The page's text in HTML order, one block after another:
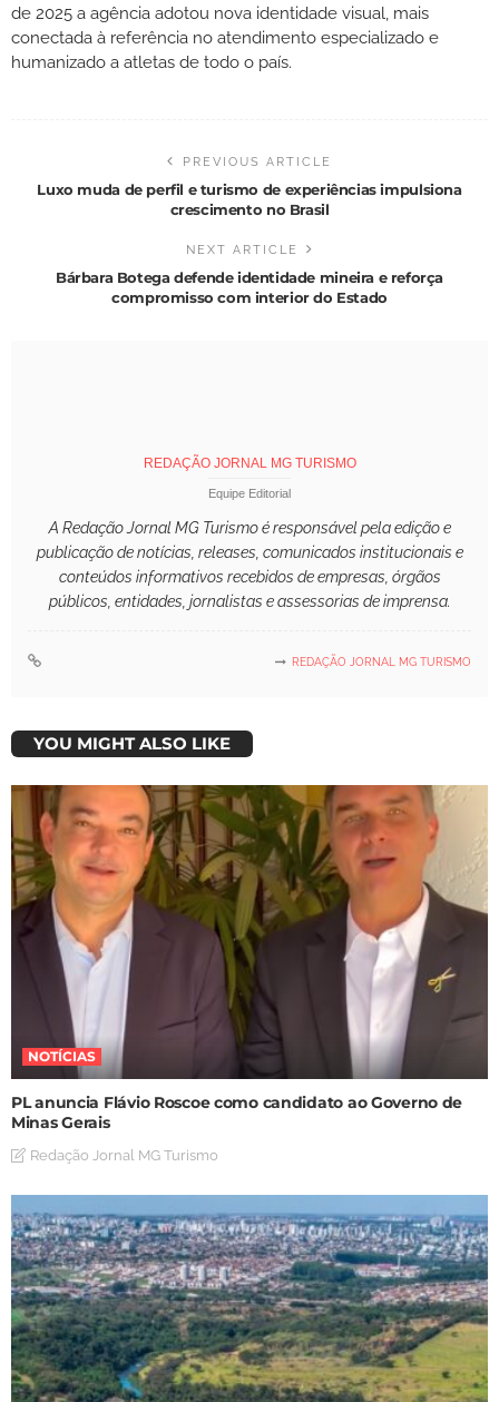
de 2025 a agência adotou nova identidade visual, mais
conectada à referência no atendimento especializado e
humanizado a atletas de todo o país.
PREVIOUS ARTICLE
Luxo muda de perfil e turismo de experiências impulsiona
crescimento no Brasil
NEXT ARTICLE
Bárbara Botega defende identidade mineira e reforça
compromisso com interior do Estado
REDAÇÃO JORNAL MG TURISMO
Equipe Editorial
A Redação Jornal MG Turismo é responsável pela edição e
publicação de notícias, releases, comunicados institucionais e
conteúdos informativos recebidos de empresas, órgãos
públicos, entidades, jornalistas e assessorias de imprensa.
REDAÇÃO JORNAL MG TURISMO
YOU MIGHT ALSO LIKE
NOTÍCIAS
PL anuncia Flávio Roscoe como candidato ao Governo de
Minas Gerais
Redação Jornal MG Turismo